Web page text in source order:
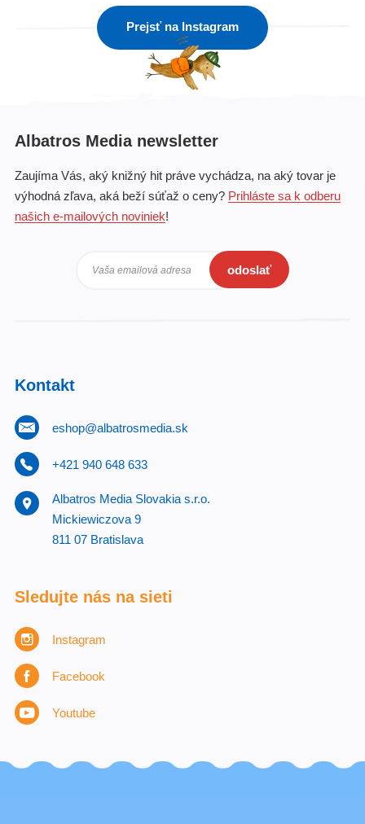
Prejsť na Instagram
Albatros Media newsletter
Zaujíma Vás, aký knižný hit práve vychádza, na aký tovar je
výhodná zľava, aká beží súťaž o ceny? Prihláste sa k odberu
našich e-mailových noviniek!
Vaša emailová adresa odoslať
Kontakt
eshop@albatrosmedia.sk
+421 940 648 633
Albatros Media Slovakia s.r.o.
Mickiewiczova 9
811 07 Bratislava
Sledujte nás na sieti
Instagram
Facebook
Youtube